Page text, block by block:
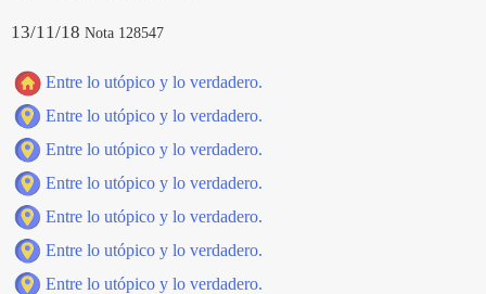
13/11/18 Nota 128547
Entre lo utópico y lo verdadero.
Entre lo utópico y lo verdadero.
Entre lo utópico y lo verdadero.
Entre lo utópico y lo verdadero.
Entre lo utópico y lo verdadero.
Entre lo utópico y lo verdadero.
Entre lo utópico y lo verdadero.